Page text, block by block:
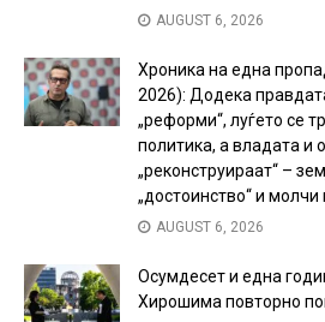
AUGUST 6, 2026
Хроника на една
2026): Додека
„реформи“, луѓето се
политика, а владата и
„реконструираат“ –
„достоинство“ и
AUGUST 6, 2026
Осумдесет и една
Хирошима повторно